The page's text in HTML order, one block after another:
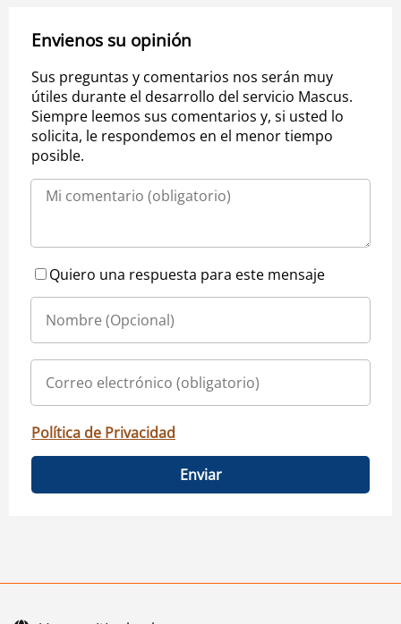
Envienos su opinión
Sus preguntas y comentarios nos serán muy
útiles durante el desarrollo del servicio Mascus.
Siempre leemos sus comentarios y, si usted lo
solicita, le respondemos en el menor tiempo
posible.
Quiero una respuesta para este mensaje
Política de Privacidad
Enviar